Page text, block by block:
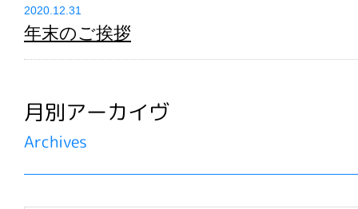
2020.12.31
年末のご挨拶
月別アーカイヴ
Archives